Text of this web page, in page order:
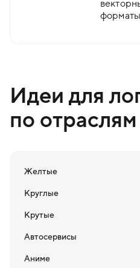
форматы
Идеи для
по отраслям
Желтые
Круглые
Крутые
Автосервисы
Аниме